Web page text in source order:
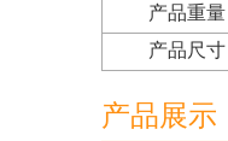
产品重量
产品尺寸
产品展示